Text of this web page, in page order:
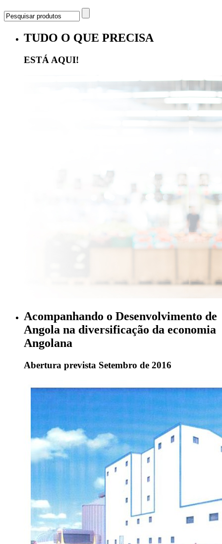
TUDO O QUE PRECISA
ESTÁ AQUI!
Acompanhando o Desenvolvimento de
Angola na diversificação da economia
Angolana
Abertura prevista Setembro de 2016